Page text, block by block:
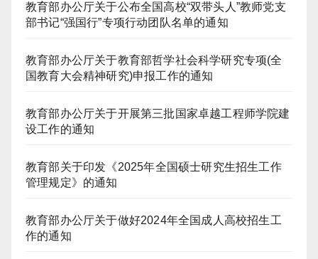
教育部办公厅关于公布全国高校“双带头人”教师党支
部书记“强国行”专项行动团队名单的通知
教育部办公厅关于教育部哲学社会科学研究专项(全
国教育大会精神研究)申报工作的通知
教育部办公厅关于开展第三批国家卓越工程师学院建
设工作的通知
教育部关于印发《2025年全国硕士研究生招生工作
管理规定》的通知
教育部办公厅关于做好2024年全国成人高校招生工
作的通知